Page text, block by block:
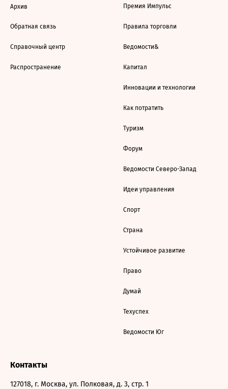
Архив
Обратная связь
Справочный центр
Распространение
Премия Импульс
Правила торговли
Ведомости&
Капитал
Инновации и технологии
Как потратить
Туризм
Форум
Ведомости Северо-Запад
Идеи управления
Спорт
Страна
Устойчивое развитие
Право
Думай
Техуспех
Ведомости Юг
Контакты
127018, г. Москва, ул. Полковая, д. 3, стр. 1